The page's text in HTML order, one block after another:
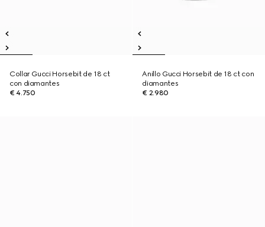
Collar Gucci Horsebit de 18 ct
con diamantes
€ 4.750
Anillo Gucci Horsebit de 18 ct con
diamantes
€ 2.980